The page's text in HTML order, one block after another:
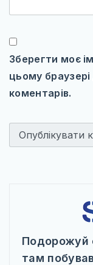
Зберегти моє
цьому
коментарів.
Подорожуй
там